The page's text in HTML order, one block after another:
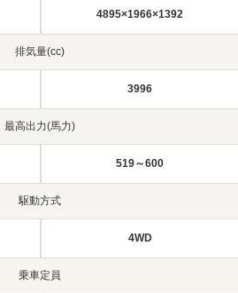
4895×1966×1392
排気量(cc)
3996
最高出力(馬力)
519～600
駆動方式
4WD
乗車定員